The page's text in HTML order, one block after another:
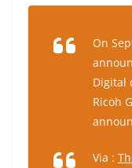
On
Digital
Ricoh
Via :